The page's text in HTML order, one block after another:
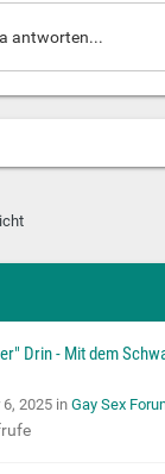
antworten...
Drin - Mit dem
2025 in Gay Sex